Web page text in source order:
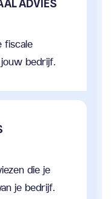
ADVIES
fiscale
bedrijf.
die je
je bedrijf.